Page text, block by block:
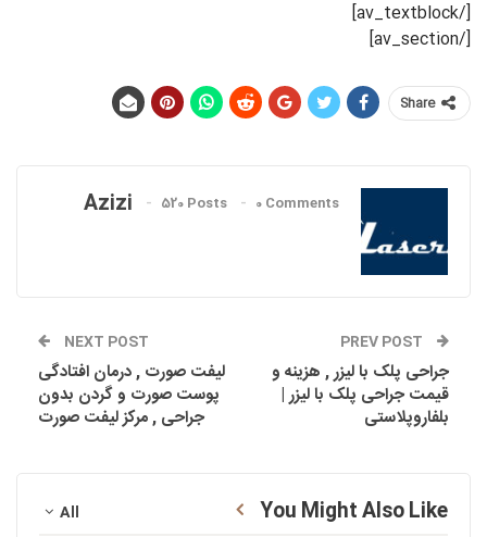
[/av_textblock]
[/av_section]
Share
Azizi 520 Posts 0 Comments
جراحی پلک با لیزر , هزینه و
قیمت جراحی پلک با لیزر |
بلفاروپلاستی
NEXT POST
لیفت صورت , درمان افتادگی
پوست صورت و گردن بدون
جراحی , مرکز لیفت صورت
All You Might Also Like